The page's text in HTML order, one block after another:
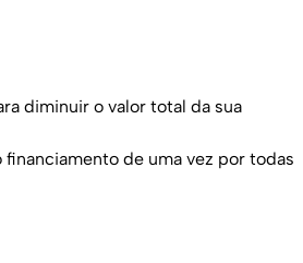
diminuir o valor total da sua
de uma vez por todas